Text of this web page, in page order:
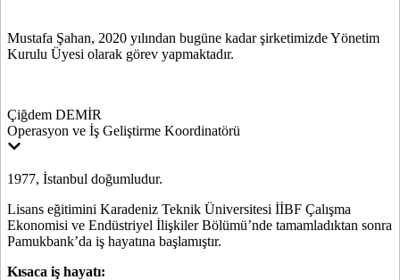
Mustafa Şahan, 2020 yılından bugüne kadar şirketimizde Yönetim
Kurulu Üyesi olarak görev yapmaktadır.
Çiğdem DEMİR
Operasyon ve İş Geliştirme Koordinatörü
1977, İstanbul doğumludur.
Lisans eğitimini Karadeniz Teknik Üniversitesi İİBF Çalışma
Ekonomisi ve Endüstriyel İlişkiler Bölümü’nde tamamladıktan sonra
Pamukbank’da iş hayatına başlamıştır.
Kısaca iş hayatı: